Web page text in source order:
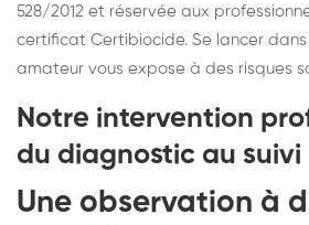
528/2012 et réservée aux
certificat Certibiocide. Se lancer
amateur vous expose à des risques
Notre intervention
du diagnostic au suivi
Une observation à